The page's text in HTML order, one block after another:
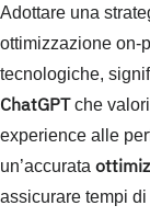
Adottare una
ottimizzazione
tecnologiche,
ChatGPTche
experience alle
un’accurata
assicurare tempi